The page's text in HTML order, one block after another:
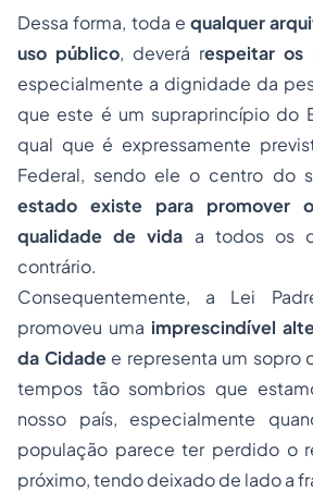
Dessa forma, toda e qualquer
uso público, deverá respeitar os
especialmente a dignidade da
que este é um supraprincípio do
qual que é expressamente
Federal, sendo ele o centro do
estado existe para promover
qualidade de vida a todos os
contrário.
Consequentemente, a Lei
promoveu uma imprescindível
da Cidadee representa um sopro
tempos tão sombrios que
nosso país, especialmente
população parece ter perdido o
próximo, tendo deixado de lado a